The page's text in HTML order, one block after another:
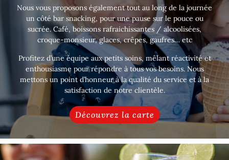
Nous vous proposons également tout au long de la journée
un côté bar snacking, pour une pause sur le pouce ou
sucrée. Café, boissons rafraichissantes / alcoolisées,
croque-monsieur, glaces, crêpes, gaufres… etc
Profitez d’une équipe aux petits soins, mêlant réactivité et
enthousiasme pour répondre à tous vos besoins. Nous
mettons un point d’honneur à la qualité du service et à la
satisfaction de notre clientèle.
Découvrez la carte